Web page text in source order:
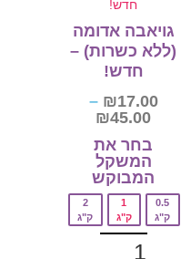
גויאבה אדומה
(ללא כשרות) –
חדש!
₪17.00
–
₪45.00
בחר את
המשקל
המבוקש‎
0.5
ק"ג
1
ק"ג
2
ק"ג